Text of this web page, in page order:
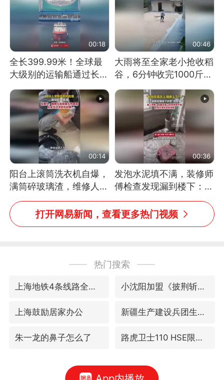
00:18
全长399.99米！全球最
大级别的运输船通过长江
大桥这一幕，太震撼了！
00:46
大雨将至全家老小抢收稻
谷，6分钟收完1000斤，
没有一个人掉链子
00:14
阳台上滚筒洗衣机自爆，
满筒碎玻璃渣，维修人员
称是人为原因，从未见过
洗衣机自爆
00:36
发泡水泥填不满，装修师
傅检查发现漏到楼下：出
风口未延伸到外墙
打开网易新闻，查看更多热门视频
热门搜索
上海地铁4条线路全线停运 小沈阳加盟《披荆斩棘》
上海鼓励居家办公 新疆生产建设兵团生态环境局原局长被查
朱一龙的鼻子怎么了 路虎卫士110 HSE限时降价